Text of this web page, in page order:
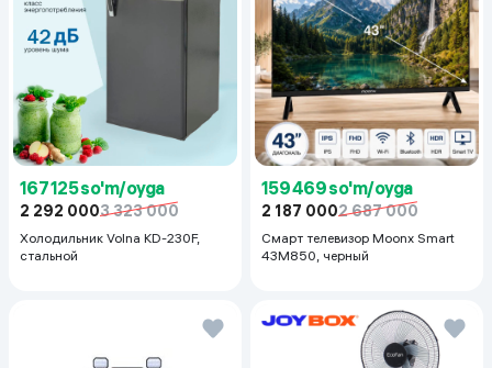
167 125 so'm/oyga
2 292 0003 323 000
Холодильник Volna KD-230F,
стальной
159 469 so'm/oyga
2 187 0002 687 000
Смарт телевизор Moonx Smart
43M850, черный